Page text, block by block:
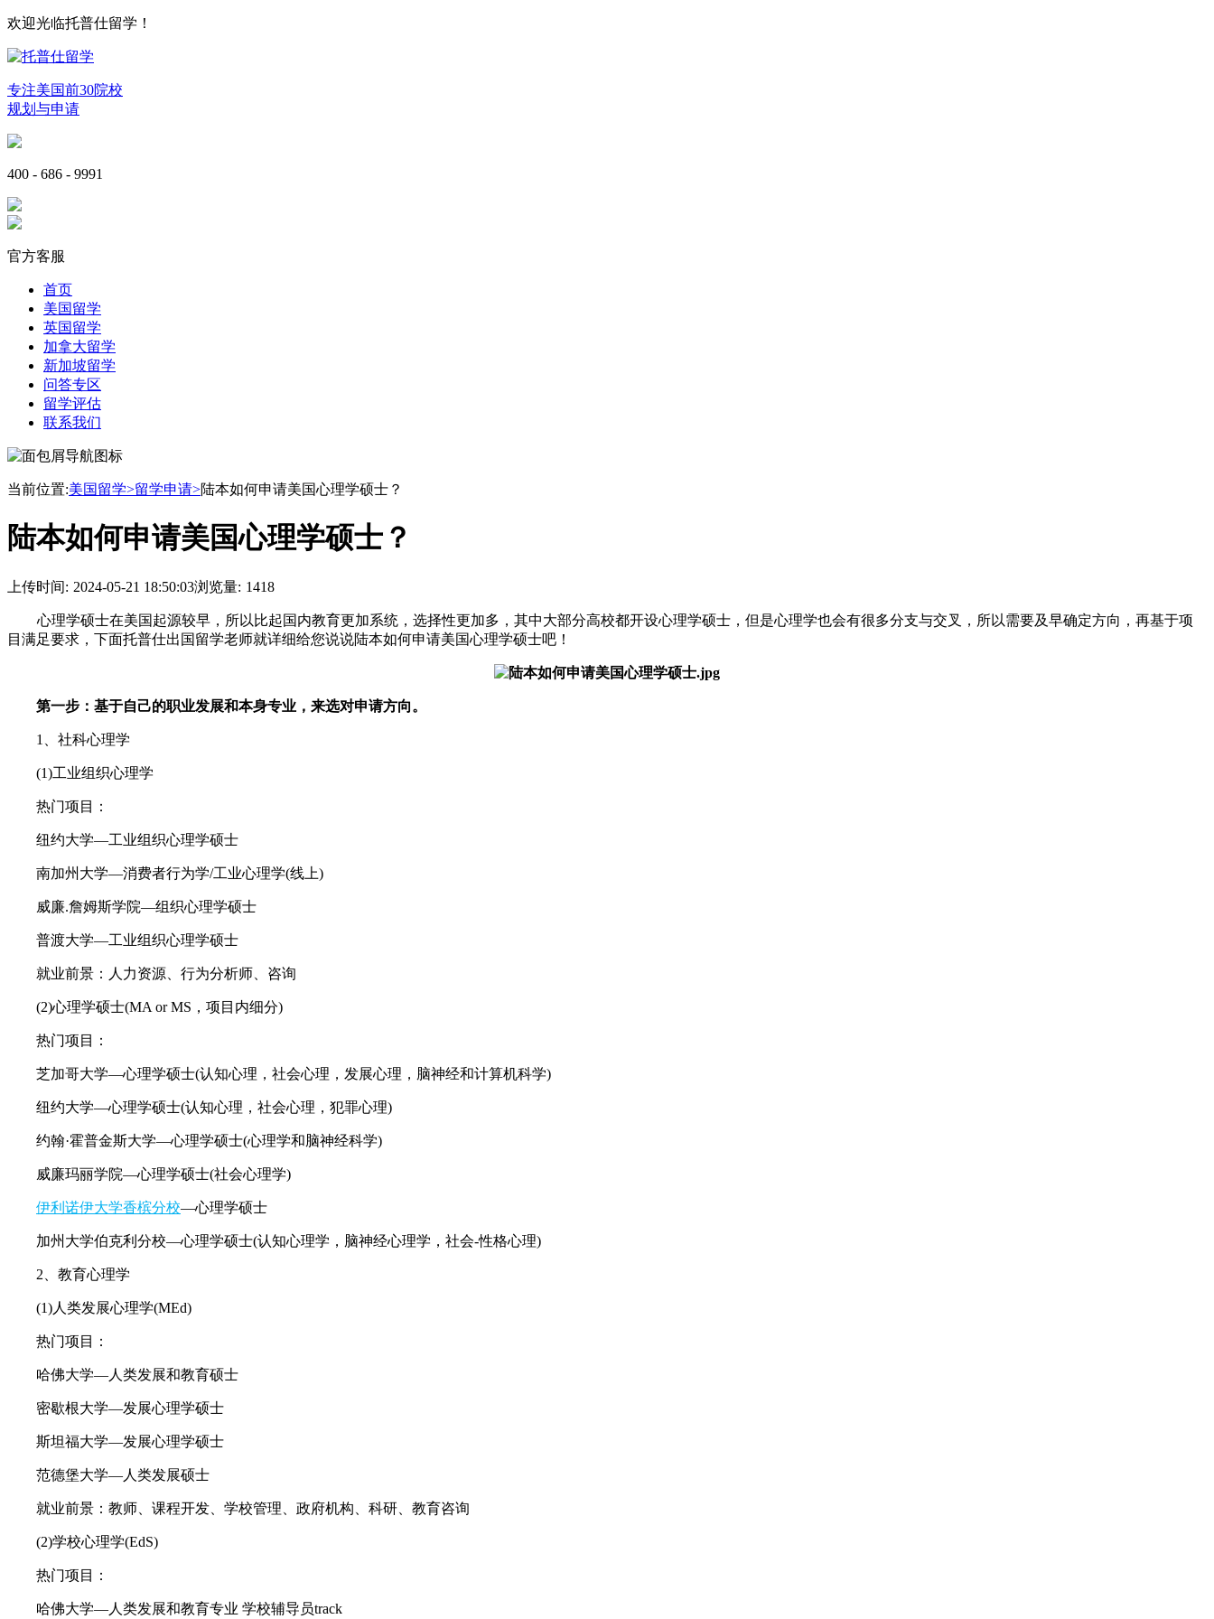
欢迎光临托普仕留学！
专注美国前30院校
规划与申请
400 - 686 - 9991
官方客服
首页
美国留学
英国留学
加拿大留学
新加坡留学
问答专区
留学评估
联系我们
当前位置:美国留学>留学申请>陆本如何申请美国心理学硕士？
陆本如何申请美国心理学硕士？
上传时间: 2024-05-21 18:50:03浏览量: 1418
心理学硕士在美国起源较早，所以比起国内教育更加系统，选择性更加多，其中大部分高校都开设心理学硕士，但是心理学也会有很多分支与交叉，所以需要及早确定方向，再基于项
目满足要求，下面托普仕出国留学老师就详细给您说说陆本如何申请美国心理学硕士吧！
第一步：基于自己的职业发展和本身专业，来选对申请方向。
1、社科心理学
(1)工业组织心理学
热门项目：
纽约大学—工业组织心理学硕士
南加州大学—消费者行为学/工业心理学(线上)
威廉.詹姆斯学院—组织心理学硕士
普渡大学—工业组织心理学硕士
就业前景：人力资源、行为分析师、咨询
(2)心理学硕士(MA or MS，项目内细分)
热门项目：
芝加哥大学—心理学硕士(认知心理，社会心理，发展心理，脑神经和计算机科学)
纽约大学—心理学硕士(认知心理，社会心理，犯罪心理)
约翰·霍普金斯大学—心理学硕士(心理学和脑神经科学)
威廉玛丽学院—心理学硕士(社会心理学)
伊利诺伊大学香槟分校—心理学硕士
加州大学伯克利分校—心理学硕士(认知心理学，脑神经心理学，社会-性格心理)
2、教育心理学
(1)人类发展心理学(MEd)
热门项目：
哈佛大学—人类发展和教育硕士
密歇根大学—发展心理学硕士
斯坦福大学—发展心理学硕士
范德堡大学—人类发展硕士
就业前景：教师、课程开发、学校管理、政府机构、科研、教育咨询
(2)学校心理学(EdS)
热门项目：
哈佛大学—人类发展和教育专业 学校辅导员track